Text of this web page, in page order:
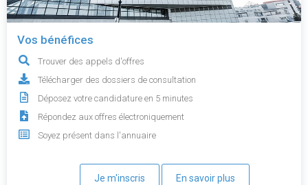
Vos bénéfices
Trouver des appels d'offres
Télécharger des dossiers de consultation
Déposez votre candidature en 5 minutes
Répondez aux offres électroniquement
Soyez présent dans l'annuaire
Je m'inscris En savoir plus